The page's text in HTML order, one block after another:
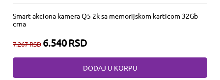
Smart akciona kamera Q5 2k sa memorijskom karticom 32Gb
crna
7.267RSD 6.540RSD
DODAJ U KORPU